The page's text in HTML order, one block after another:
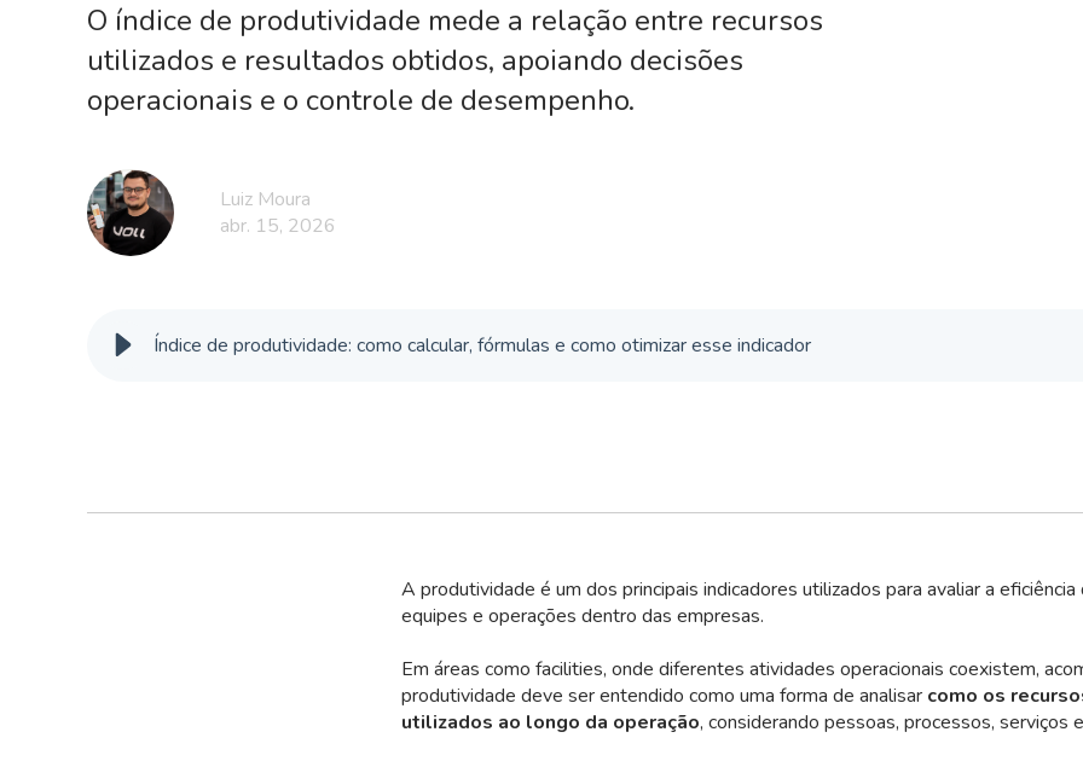
O índice de produtividade mede a relação entre recursos
utilizados e resultados obtidos, apoiando decisões
operacionais e o controle de desempenho.
Luiz Moura
abr. 15, 2026
Índice de produtividade: como calcular, fórmulas e como otimizar esse indicador
A produtividade é um dos principais indicadores utilizados para avaliar a
equipes e operações dentro das empresas.
Em áreas como facilities, onde diferentes atividades operacionais coexistem,
produtividade deve ser entendido como uma forma de analisar como os
utilizados ao longo da operação, considerando pessoas, processos, serviços